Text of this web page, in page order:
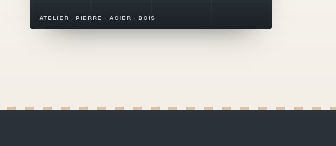
ATELIER · PIERRE · ACIER · BOIS